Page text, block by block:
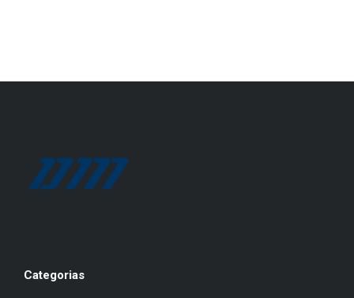
Categorias